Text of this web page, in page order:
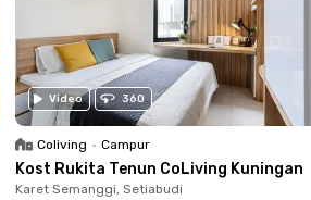
Video 360
Coliving • Campur
Kost Rukita Tenun CoLiving Kuningan
Karet Semanggi, Setiabudi